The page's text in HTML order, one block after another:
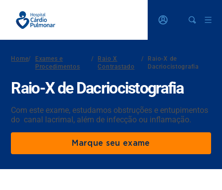
Home/
Exames e
Procedimentos
/
Raio X
Contrastado
/
Raio-X de
Dacriocistografia
Raio-X de Dacriocistografia
Com este exame, estudamos obstruções e entupimentos
do canal lacrimal, além de infecção ou inflamação.
Marque seu exame